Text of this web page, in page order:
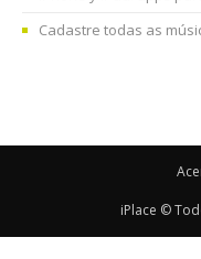
Cadastre todas as
iPlace ©